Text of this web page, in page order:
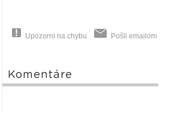
Upozorni na chybu Pošli emailom
Komentáre